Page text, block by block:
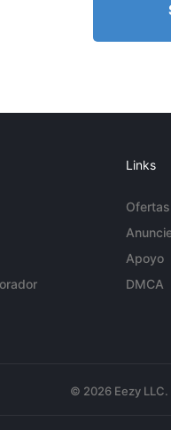
Links
Ofertas
Apoyo
DMCA
© 2026 Eezy